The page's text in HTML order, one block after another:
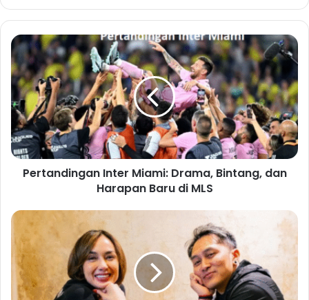
Pertandingan Inter Miami: Drama, Bintang, dan
Harapan Baru di MLS